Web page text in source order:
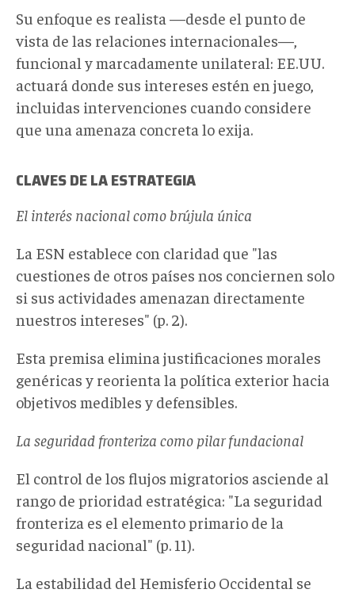
Su enfoque es realista —desde el punto de
vista de las relaciones internacionales—,
funcional y marcadamente unilateral: EE.UU.
actuará donde sus intereses estén en juego,
incluidas intervenciones cuando considere
que una amenaza concreta lo exija.
CLAVES DE LA ESTRATEGIA
El interés nacional como brújula única
La ESN establece con claridad que "las
cuestiones de otros países nos conciernen solo
si sus actividades amenazan directamente
nuestros intereses" (p. 2).
Esta premisa elimina justificaciones morales
genéricas y reorienta la política exterior hacia
objetivos medibles y defensibles.
La seguridad fronteriza como pilar fundacional
El control de los flujos migratorios asciende al
rango de prioridad estratégica: "La seguridad
fronteriza es el elemento primario de la
seguridad nacional" (p. 11).
La estabilidad del Hemisferio Occidental se